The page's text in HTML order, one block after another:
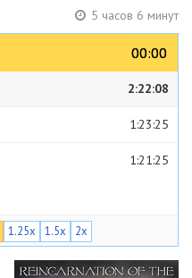
5 часов 6 минут
00:00
00:00
2:22:08
1:23:25
1:21:25
1.25x 1.5x 2x